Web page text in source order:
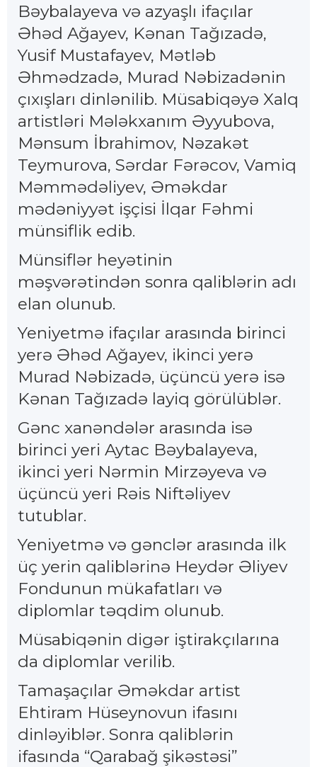
Bəybalayeva və azyaşlı ifaçılar
Əhəd Ağayev, Kənan Tağızadə,
Yusif Mustafayev, Mətləb
Əhmədzadə, Murad Nəbizadənin
çıxışları dinlənilib. Müsabiqəyə Xalq
artistləri Mələkxanım Əyyubova,
Mənsum İbrahimov, Nəzakət
Teymurova, Sərdar Fərəcov, Vamiq
Məmmədəliyev, Əməkdar
mədəniyyət işçisi İlqar Fəhmi
münsiflik edib.
Münsiflər heyətinin
məşvərətindən sonra qaliblərin adı
elan olunub.
Yeniyetmə ifaçılar arasında birinci
yerə Əhəd Ağayev, ikinci yerə
Murad Nəbizadə, üçüncü yerə isə
Kənan Tağızadə layiq görülüblər.
Gənc xanəndələr arasında isə
birinci yeri Aytac Bəybalayeva,
ikinci yeri Nərmin Mirzəyeva və
üçüncü yeri Rəis Niftəliyev
tutublar.
Yeniyetmə və gənclər arasında ilk
üç yerin qaliblərinə Heydər Əliyev
Fondunun mükafatları və
diplomlar təqdim olunub.
Müsabiqənin digər iştirakçılarına
da diplomlar verilib.
Tamaşaçılar Əməkdar artist
Ehtiram Hüseynovun ifasını
dinləyiblər. Sonra qaliblərin
ifasında “Qarabağ şikəstəsi”